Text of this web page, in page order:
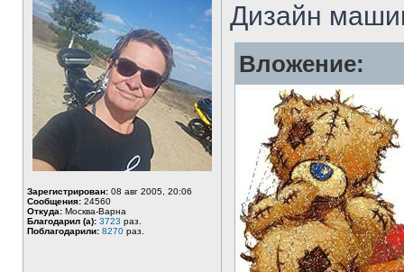
Зарегистрирован: 08 авг 2005, 20:06
Сообщения: 24560
Откуда: Москва-Варна
Благодарил (а): 3723 раз.
Поблагодарили: 8270 раз.
Дизайн
Вложение: